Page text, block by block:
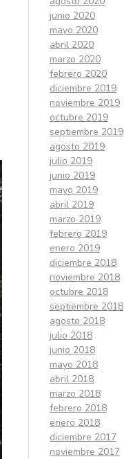
junio 2020
mayo 2020
abril 2020
marzo 2020
febrero 2020
diciembre 2019
noviembre 2019
octubre 2019
septiembre 2019
agosto 2019
julio 2019
junio 2019
mayo 2019
abril 2019
marzo 2019
febrero 2019
enero 2019
diciembre 2018
noviembre 2018
octubre 2018
septiembre 2018
agosto 2018
julio 2018
junio 2018
mayo 2018
abril 2018
marzo 2018
febrero 2018
enero 2018
diciembre 2017
noviembre 2017